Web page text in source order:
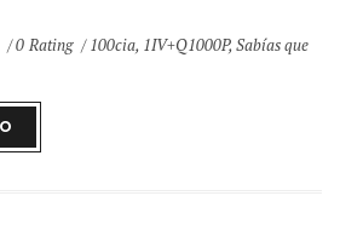
0 Rating 100cia, 1IV+Q1000P,Sabías que